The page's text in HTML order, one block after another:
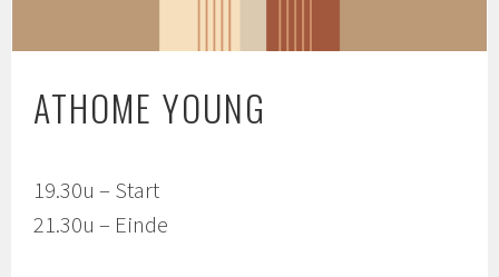
ATHOME YOUNG
19.30u – Start
21.30u – Einde